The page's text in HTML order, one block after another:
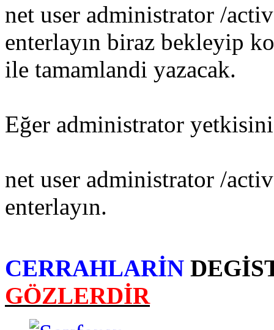
net user administrator /
enterlayın biraz bekleyip
ile tamamlandi yazacak.
Eğer administrator
net user administrator /
enterlayın.
CERRAHLARİN
GÖZLERDİR